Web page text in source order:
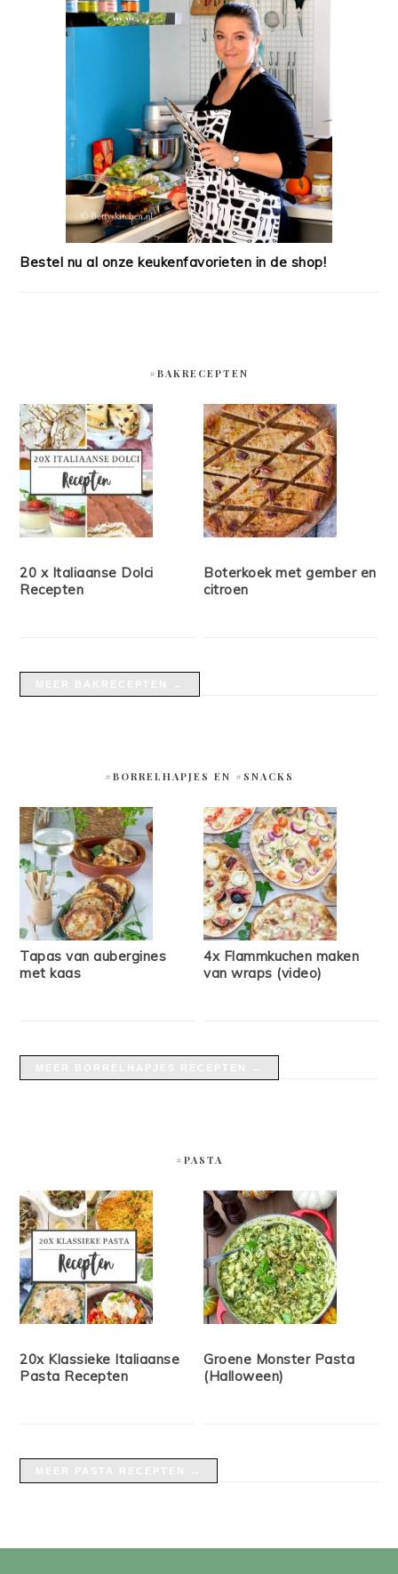
Bestel nu al onze keukenfavorieten in de shop!
#BAKRECEPTEN
20 x Italiaanse Dolci
Recepten
Boterkoek met gember en
citroen
#BORRELHAPJES EN #SNACKS
Tapas van aubergines
met kaas
4x Flammkuchen maken
van wraps (video)
#PASTA
20x Klassieke Italiaanse
Pasta Recepten
Groene Monster Pasta
(Halloween)